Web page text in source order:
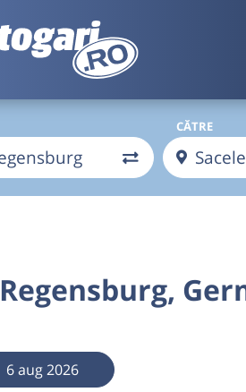
CĂTRE
Regensburg,
6 aug 2026